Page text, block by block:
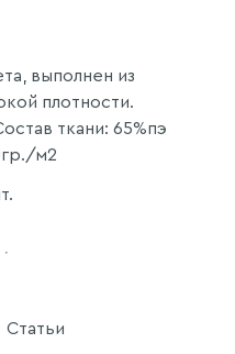
выполнен из
плотности.
ткани: 65%пэ
м2
Статьи